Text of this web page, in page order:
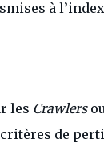
à
les Crawlers
de